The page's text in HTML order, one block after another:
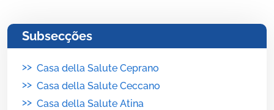
Subsecções
>> Casa della Salute Ceprano
>> Casa della Salute Ceccano
>> Casa della Salute Atina